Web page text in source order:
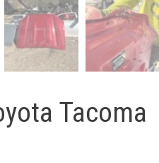
Tacoma